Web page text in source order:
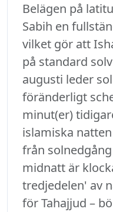
Belägen på
Sabih en
vilket gör att
på standard
augusti leder
föränderligt
minut(er)
islamiska
från
midnatt är
tredjedelen' av
för Tahajjud –